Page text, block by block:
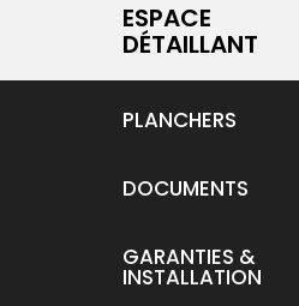
ESPACE
DÉTAILLANT
PLANCHERS
DOCUMENTS
GARANTIES &
INSTALLATION